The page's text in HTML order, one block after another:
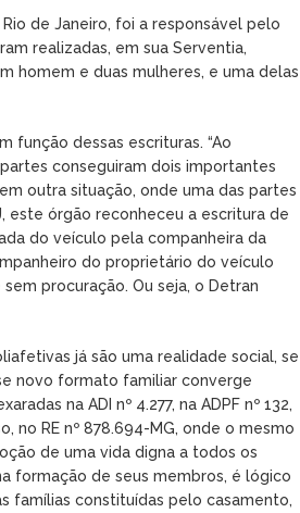
de Janeiro, foi a responsável pelo
realizadas, em sua Serventia,
homem e duas mulheres, e uma delas
função dessas escrituras. “Ao
conseguiram dois importantes
outra situação, onde uma das partes
órgão reconheceu a escritura de
do veículo pela companheira da
do proprietário do veículo
procuração. Ou seja, o Detran
já são uma realidade social, se
novo formato familiar converge
na ADI nº 4.277, na ADPF nº 132,
no RE nº 878.694-MG, onde o mesmo
de uma vida digna a todos os
formação de seus membros, é lógico
famílias constituídas pelo casamento,